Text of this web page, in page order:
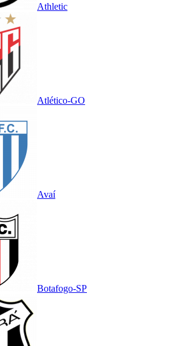
Athletic
Atlético-GO
Avaí
Botafogo-SP